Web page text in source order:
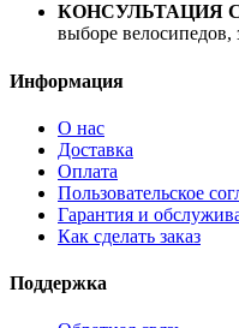
КОНСУЛЬТАЦИЯ
выборе велосипедов,
Информация
О нас
Доставка
Оплата
Пользовательское
Гарантия и
Как сделать заказ
Поддержка